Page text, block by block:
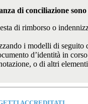
di conciliazione
di rimborso o
i modelli di
d’identità in
o di altri